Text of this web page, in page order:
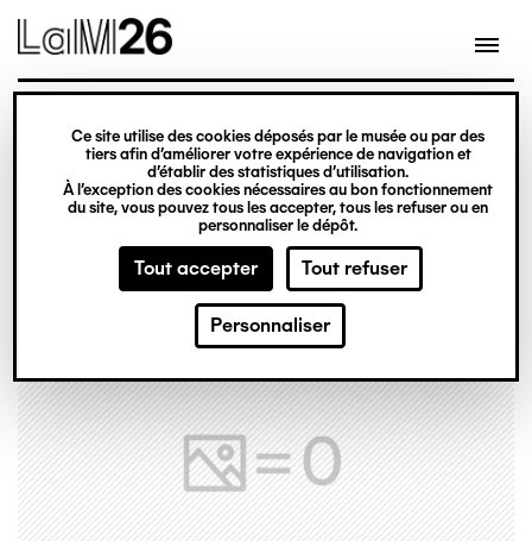
Gestion des cookies
Ce site utilise des cookies déposés par le musée ou par des
tiers afin d’améliorer votre expérience de navigation et
d’établir des statistiques d’utilisation.
À l’exception des cookies nécessaires au bon fonctionnement
du site, vous pouvez tous les accepter, tous les refuser ou en
personnaliser le dépôt.
Tout accepter Tout refuser
Personnaliser
contenu